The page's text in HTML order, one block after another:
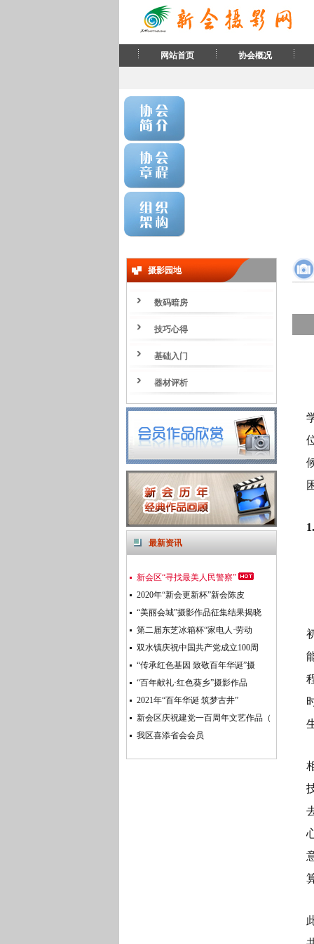
网站首页 协会概况
摄影园地
数码暗房
技巧心得
基础入门
器材评析
最新资讯
新会区“寻找最美人民警察”
2020年“新会更新杯”新会陈皮
“美丽会城”摄影作品征集结果揭晓
第二届东芝冰箱杯“家电人·劳动
双水镇庆祝中国共产党成立100周
“传承红色基因 致敬百年华诞”摄
“百年献礼·红色葵乡”摄影作品
2021年“百年华诞 筑梦古井”
新会区庆祝建党一百周年文艺作品（
我区喜添省会会员